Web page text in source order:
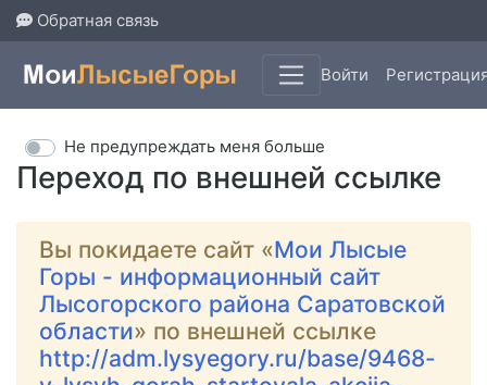
Обратная связь
Войти
Переход по внешней ссылке
Не предупреждать меня больше
Вы покидаете сайт «Мои Лысые
Горы - информационный сайт
Лысогорского района Саратовской
области» по внешней ссылке
http://adm.lysyegory.ru/base/9468-